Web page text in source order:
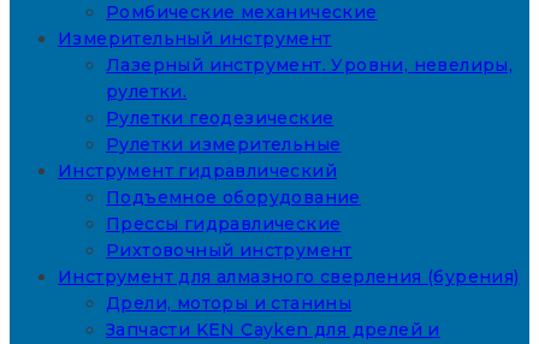
Ромбические механические
Измерительный инструмент
Лазерный инструмент. Уровни, невелиры,
рулетки.
Рулетки геодезические
Рулетки измерительные
Инструмент гидравлический
Подъемное оборудование
Прессы гидравлические
Рихтовочный инструмент
Инструмент для алмазного сверления (бурения)
Дрели, моторы и станины
Запчасти KEN Cayken для дрелей и